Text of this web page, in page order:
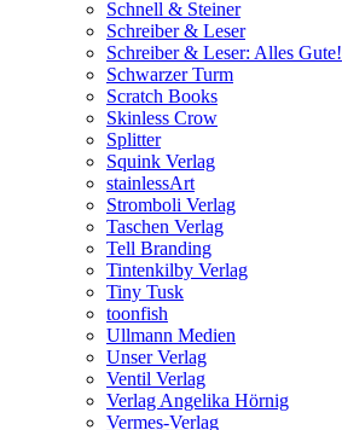
Schnell & Steiner
Schreiber & Leser
Schreiber & Leser: Alles Gute!
Schwarzer Turm
Scratch Books
Skinless Crow
Splitter
Squink Verlag
stainlessArt
Stromboli Verlag
Taschen Verlag
Tell Branding
Tintenkilby Verlag
Tiny Tusk
toonfish
Ullmann Medien
Unser Verlag
Ventil Verlag
Verlag Angelika Hörnig
Vermes-Verlag